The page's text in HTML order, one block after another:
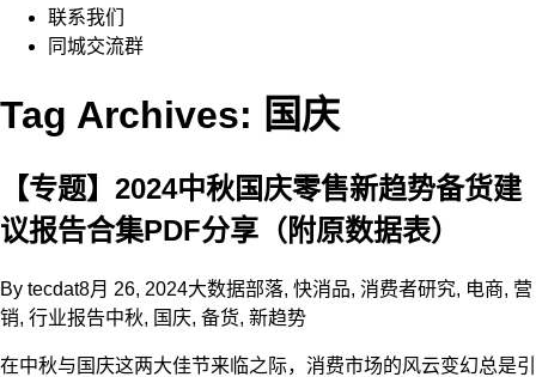
联系我们
同城交流群
Tag Archives: 国庆
【专题】2024中秋国庆零售新趋势备货建
议报告合集PDF分享（附原数据表）
By tecdat8月 26, 2024大数据部落, 快消品, 消费者研究, 电商, 营
销, 行业报告中秋, 国庆, 备货, 新趋势
在中秋与国庆这两大佳节来临之际，消费市场的风云变幻总是引